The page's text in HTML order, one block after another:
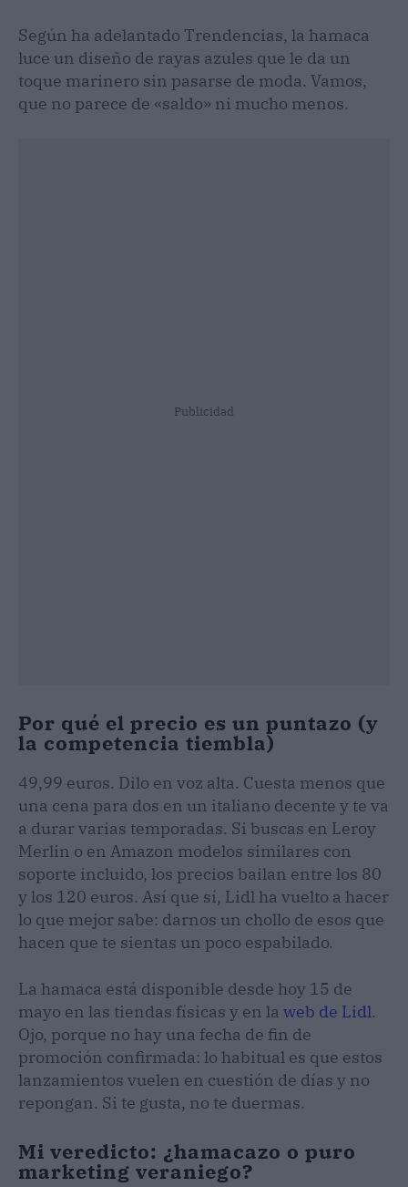
Según ha adelantado Trendencias, la hamaca
luce un diseño de rayas azules que le da un
toque marinero sin pasarse de moda. Vamos,
que no parece de «saldo» ni mucho menos.
Publicidad
Por qué el precio es un puntazo (y
la competencia tiembla)
49,99 euros. Dilo en voz alta. Cuesta menos que
una cena para dos en un italiano decente y te va
a durar varias temporadas. Si buscas en Leroy
Merlin o en Amazon modelos similares con
soporte incluido, los precios bailan entre los 80
y los 120 euros. Así que sí, Lidl ha vuelto a hacer
lo que mejor sabe: darnos un chollo de esos que
hacen que te sientas un poco espabilado.
La hamaca está disponible desde hoy 15 de
mayo en las tiendas físicas y en la web de Lidl.
Ojo, porque no hay una fecha de fin de
promoción confirmada: lo habitual es que estos
lanzamientos vuelen en cuestión de días y no
repongan. Si te gusta, no te duermas.
Mi veredicto: ¿hamacazo o puro
marketing veraniego?